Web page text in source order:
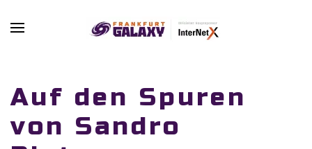
Skip to main content
Auf den Spuren
von Sandro